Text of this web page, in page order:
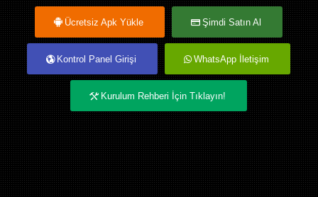
Ücretsiz Apk Yükle Şimdi Satın Al
Kontrol Panel Girişi WhatsApp İletişim
Kurulum Rehberi İçin Tıklayın!